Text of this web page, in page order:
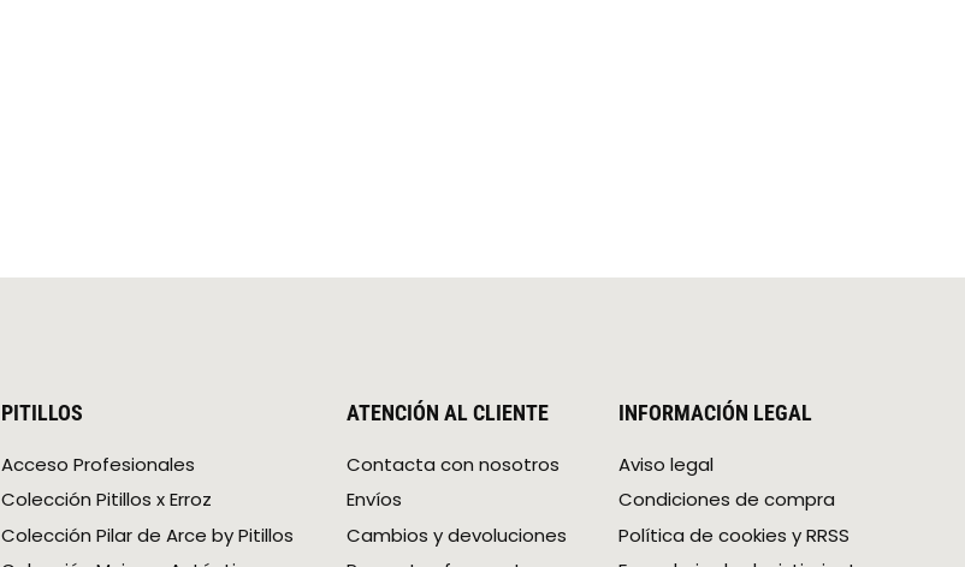
PITILLOS
Acceso Profesionales
Colección Pitillos x Erroz
Colección Pilar de Arce by Pitillos
ATENCIÓN AL CLIENTE
Contacta con nosotros
Envíos
Cambios y devoluciones
INFORMACIÓN LEGAL
Aviso legal
Condiciones de compra
Política de cookies y RRSS